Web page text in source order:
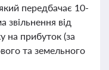
передбачає 10-
звільнення від
на прибуток (за
та земельного